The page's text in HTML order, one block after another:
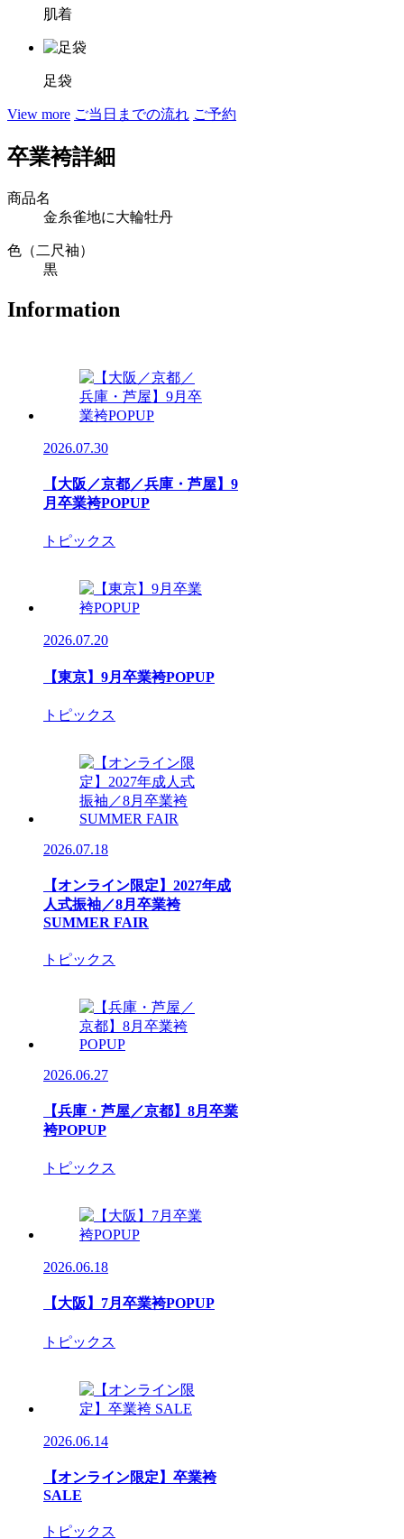
肌着
足袋
View more ご当日までの流れ ご予約
卒業袴詳細
商品名
金糸雀地に大輪牡丹
色（二尺袖）
黒
Information
2026.07.30
【大阪／京都／兵庫・芦屋】9
月卒業袴POPUP
トピックス
2026.07.20
【東京】9月卒業袴POPUP
トピックス
2026.07.18
【オンライン限定】2027年成
人式振袖／8月卒業袴
SUMMER FAIR
トピックス
2026.06.27
【兵庫・芦屋／京都】8月卒業
袴POPUP
トピックス
2026.06.18
【大阪】7月卒業袴POPUP
トピックス
2026.06.14
【オンライン限定】卒業袴
SALE
トピックス